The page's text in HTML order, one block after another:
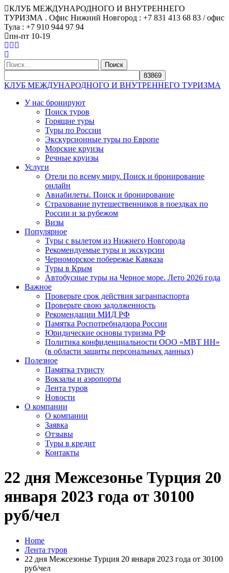
КЛУБ МЕЖДУНАРОДНОГО И ВНУТРЕННЕГО
ТУРИЗМА . Офис Нижний Новгород : +7 831 413 68 83 / офис
Тула : +7 910 944 97 94
пн-пт 10-19
Найти:
КЛУБ МЕЖДУНАРОДНОГО И ВНУТРЕННЕГО ТУРИЗМА
У нас бронируют
Поиск туров
Горящие туры
Туры по России
Экскурсионные туры по Европе
Морские круизы
Речные круизы
Услуги
Отели по всему миру. Поиск и бронирование
онлайн
Авиабилеты. Поиск и бронирование
Страхование путешественников в поездках по
России и за рубежом
Визы
Популярное
Туры с вылетом из Нижнего Новгорода
Рекомендуемые туры и экскурсии
Черноморское побережье Кавказа
Туры в Крым
Автобусные туры на Черное море. Лето 2026 года
Важное
Проверьте срок действия загранпаспорта
Проверьте свою задолженность
Рекомендации МИД РФ
Памятка Роспотребнадзора России
Юридические основы туризма РФ
Политика конфиденциальности ООО «МВТ НН»
(в области защиты персональных данных)
Полезное
Памятка туристу
Вокзалы и аэропорты
Лента туров
Новости
О компании
О компании
Заявка
Отзывы
Туры в кредит
Контакты
22 дня Межсезонье Турция 20
января 2023 года от 30100
руб/чел
Home
Лента туров
22 дня Межсезонье Турция 20 января 2023 года от 30100
руб/чел